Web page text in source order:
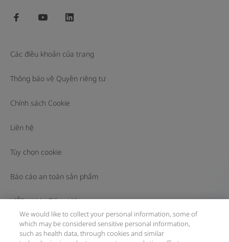
facebook youtube
Các điều khoản của trang
Thông báo về Quyền riêng tư
Chính sách Cookie
Liên hệ
Tùy chọn cookie
Báo cáo an toàn sản phẩm
VIỆT NAM / Tiếng Việt
© 2026 F. Hoffmann-La Roche Ltd
We would like to collect your personal information, some of
which may be considered sensitive personal information,
such as health data, through cookies and similar